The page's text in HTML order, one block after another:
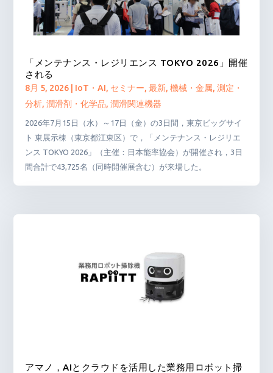
「メンテナンス・レジリエンス TOKYO 2026」開催
される
8月 5, 2026 IoT・AI, セミナー,最新,機械・金属,測定・
分析,潤滑剤・化学品,潤滑関連機器
2026年7月15日（水）～17日（金）の3日間，東京ビッグサイ
ト 東展示棟（東京都江東区）で，「メンテナンス・レジリエ
ンス TOKYO 2026」（主催：日本能率協会）が開催され，3日
間合計で43,725名（同時開催展含む）が来場した。
アマノ，AIとクラウドを活用した業務用ロボット掃